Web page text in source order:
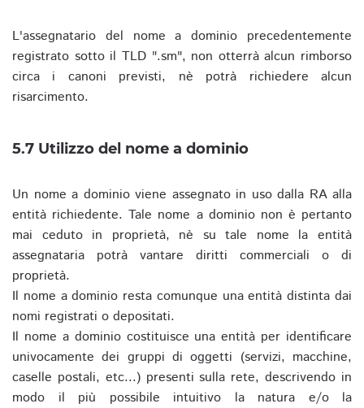
L'assegnatario del nome a dominio precedentemente
registrato sotto il TLD ".sm", non otterrà alcun rimborso
circa i canoni previsti, nè potrà richiedere alcun
risarcimento.
5.7 Utilizzo del nome a dominio
Un nome a dominio viene assegnato in uso dalla RA alla
entità richiedente. Tale nome a dominio non è pertanto
mai ceduto in proprietà, nè su tale nome la entità
assegnataria potrà vantare diritti commerciali o di
proprietà.
Il nome a dominio resta comunque una entità distinta dai
nomi registrati o depositati.
Il nome a dominio costituisce una entità per identificare
univocamente dei gruppi di oggetti (servizi, macchine,
caselle postali, etc...) presenti sulla rete, descrivendo in
modo il più possibile intuitivo la natura e/o la